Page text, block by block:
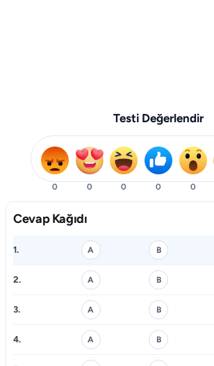
Testi Değerlendir
0 0 0 0 0
Cevap Kağıdı
1. A B
2. A B
3. A B
4. A B